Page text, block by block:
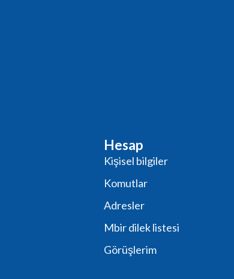
Hesap
Kişisel bilgiler
Komutlar
Adresler
Mbir dilek listesi
Görüşlerim